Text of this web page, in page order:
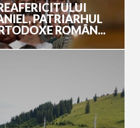
PATRIARHUL
ROMÂN...